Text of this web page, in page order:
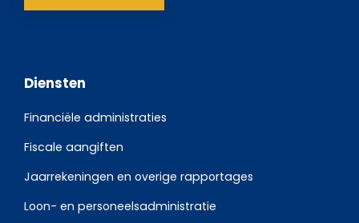
Diensten
Financiële administraties
Fiscale aangiften
Jaarrekeningen en overige rapportages
Loon- en personeelsadministratie